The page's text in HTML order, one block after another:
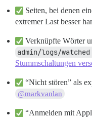
Seiten, bei denen
extremer Last besser
Verknüpfte Wörter
admin/logs/
Stummschaltungen
“Nicht stören” als
@markvanlan
“Anmelden mit